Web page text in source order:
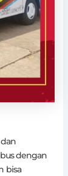
dengan
bisa